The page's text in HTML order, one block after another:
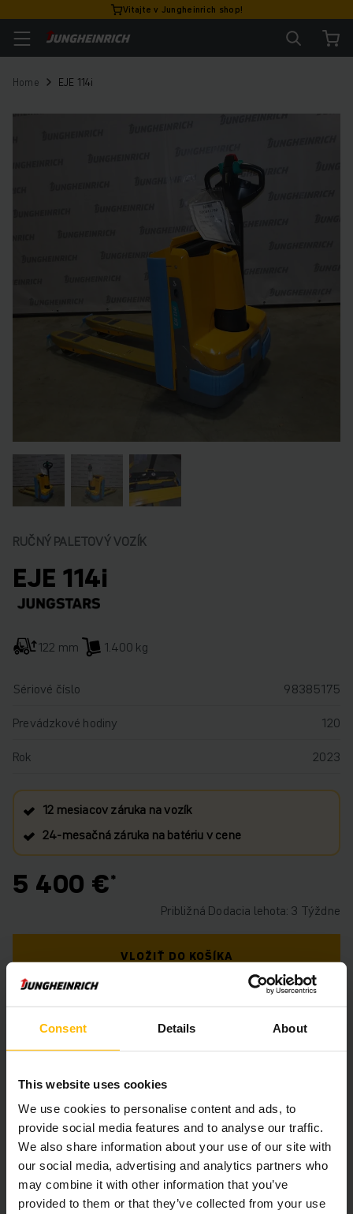
Consent Details About
This website uses cookies
We use cookies to personalise content and ads, to
provide social media features and to analyse our traffic.
We also share information about your use of our site with
our social media, advertising and analytics partners who
may combine it with other information that you’ve
provided to them or that they’ve collected from your use
Vitajte v Jungheinrich shop!
Home EJE 114i
RUČNÝ PALETOVÝ VOZÍK
EJE 114i
122 mm 1.400 kg
Sériové číslo
98385175
Prevádzkové hodiny
120
Rok
2023
12 mesiacov záruka na vozík
24‑mesačná záruka na batériu v cene
5 400 €
Približná Dodacia lehota: 3 Týždne
VLOŽIŤ DO KOŠÍKA
MÁTE OTÁZKY TÝKAJÚCE SA TOHTO
PRODUKTU?
Informácie o výrobku
Nasledujúca časť poskytuje komplexný prehľad technických
špecifikácií a vybavenia vozidla.